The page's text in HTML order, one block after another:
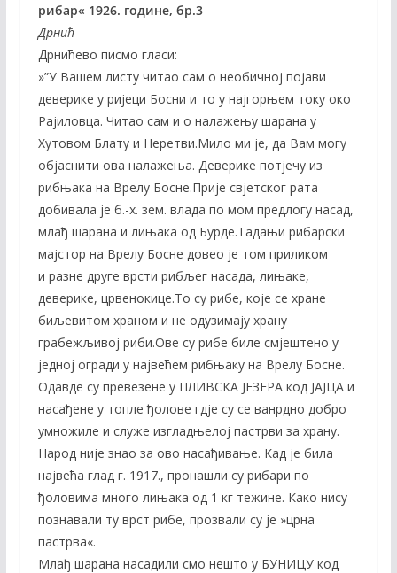
o
k
n
k
рибар« 1926. године, бр.3
Дрнић
Дрнићево писмо гласи:
»”У Вашем листу читао сам o необичној појави
деверике у ријеци Босни и то y најгорњем току око
Рајиловца. Читао сам и o налажењу шарана у
Хутовом Блату и Неретви.Мило ми је, да Вам могу
објаснити ова налажења. Деверике потјечу из
рибњака на Врелу Босне.Прије свјетског рата
добивала је б.-х. зем. влада по мом предлогу насад,
млађ шарана и лињака од Бурде.Тадањи рибарски
мајстор на Врелу Босне довео је том приликом
и разне друге врсти рибљег насада, лињаке,
деверике, црвенокице.To cy рибе, које се хране
биљевитом храном и не одузимају храну
грабежљивој риби.Ове су рибе биле смјештeно у
једној огради у највећем рибњаку на Врелу Босне.
Одавде су пpевeзене у ПЛИВСКА ЈЕЗЕРА код ЈАЈЦА и
насађене у топле ђолове гдјe су се ванрдно добро
умножиле и служе изгладњелој пастрви за храну.
Народ није знао за ово насађивање. Кад је била
највећа глад г. 1917., пронашли су рибари по
ђоловима много лињака од 1 кг тежине. Како нису
познавали ту врст рибе, прозвали су је »црна
пастрва«.
Млађ шарана насадили смо нешто у БУНИЦУ код